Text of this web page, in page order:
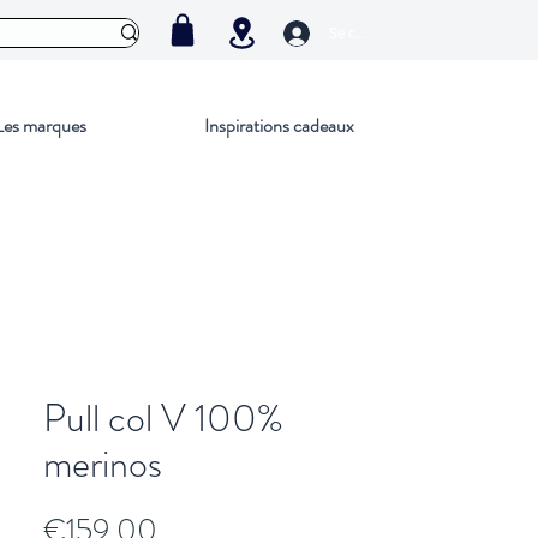
marques Inspirations cadeaux
Pull col V 100%
merinos